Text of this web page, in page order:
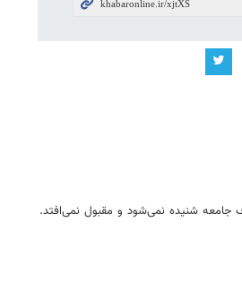
جامعه شنیده نمی‌شود و مقبول نمی‌افتد.